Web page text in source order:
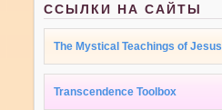
ССЫЛКИ НА САЙТЫ
The Mystical Teachings of Jesus
Transcendence Toolbox